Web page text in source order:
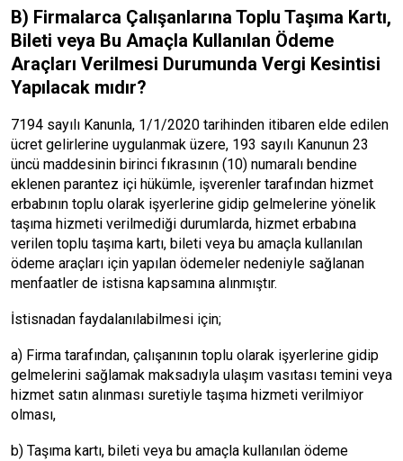
B) Firmalarca Çalışanlarına Toplu Taşıma Kartı,
Bileti veya Bu Amaçla Kullanılan Ödeme
Araçları Verilmesi Durumunda Vergi Kesintisi
Yapılacak mıdır?
7194 sayılı Kanunla, 1/1/2020 tarihinden itibaren elde edilen
ücret gelirlerine uygulanmak üzere, 193 sayılı Kanunun 23
üncü maddesinin birinci fıkrasının (10) numaralı bendine
eklenen parantez içi hükümle, işverenler tarafından hizmet
erbabının toplu olarak işyerlerine gidip gelmelerine yönelik
taşıma hizmeti verilmediği durumlarda, hizmet erbabına
verilen toplu taşıma kartı, bileti veya bu amaçla kullanılan
ödeme araçları için yapılan ödemeler nedeniyle sağlanan
menfaatler de istisna kapsamına alınmıştır.
İstisnadan faydalanılabilmesi için;
a) Firma tarafından, çalışanının toplu olarak işyerlerine gidip
gelmelerini sağlamak maksadıyla ulaşım vasıtası temini veya
hizmet satın alınması suretiyle taşıma hizmeti verilmiyor
olması,
b) Taşıma kartı, bileti veya bu amaçla kullanılan ödeme